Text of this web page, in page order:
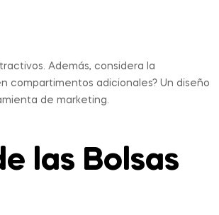
Además, considera la
compartimentos adicionales? Un diseño
de marketing.
las Bolsas